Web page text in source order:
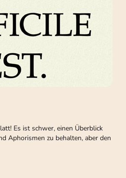
Es ist schwer, einen Überblick
Aphorismen zu behalten, aber den